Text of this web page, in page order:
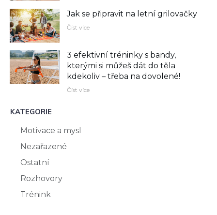
Jak se připravit na letní grilovačky
Číst více
3 efektivní tréninky s bandy,
kterými si můžeš dát do těla
kdekoliv –⁠ třeba na dovolené!
Číst více
KATEGORIE
Motivace a mysl
Nezařazené
Ostatní
Rozhovory
Trénink